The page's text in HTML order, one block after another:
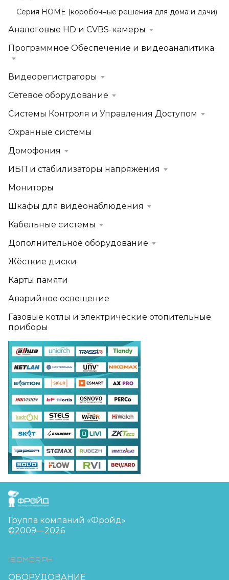
Серия HOME (коробочные решения для дома и дачи)
Аналоговые HD и CVBS-камеры
Программное Обеспечение и видеоаналитика
Видеорегистраторы
Сетевое оборудование
Системы Контроля и Управления Доступом
Охранные системы
Домофония
ИБП и стабилизаторы напряжения
Мониторы
Шкафы для видеонаблюдения
Кабельные системы
Дополнительное оборудование
Жёсткие диски
Карты памяти
Аварийное освещение
Газовые котлы и электрические отопительные
приборы
FreudGroup
Группа компаний «Фройд»
©2009—2026
ISOMORPH
ОБОРУДОВАНИЕ